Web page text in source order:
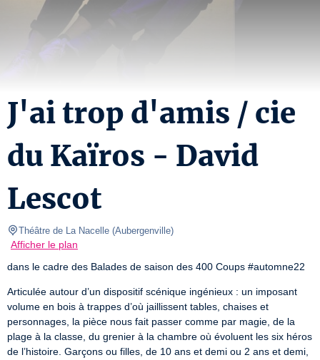
J'ai trop d'amis / cie
du Kaïros - David
Lescot
Théâtre de La Nacelle (Aubergenville)
Afficher le plan
dans le cadre des Balades de saison des 400 Coups #automne22
Articulée autour d’un dispositif scénique ingénieux : un imposant
volume en bois à trappes d’où jaillissent tables, chaises et
personnages, la pièce nous fait passer comme par magie, de la
plage à la classe, du grenier à la chambre où évoluent les six héros
de l’histoire. Garçons ou filles, de 10 ans et demi ou 2 ans et demi,